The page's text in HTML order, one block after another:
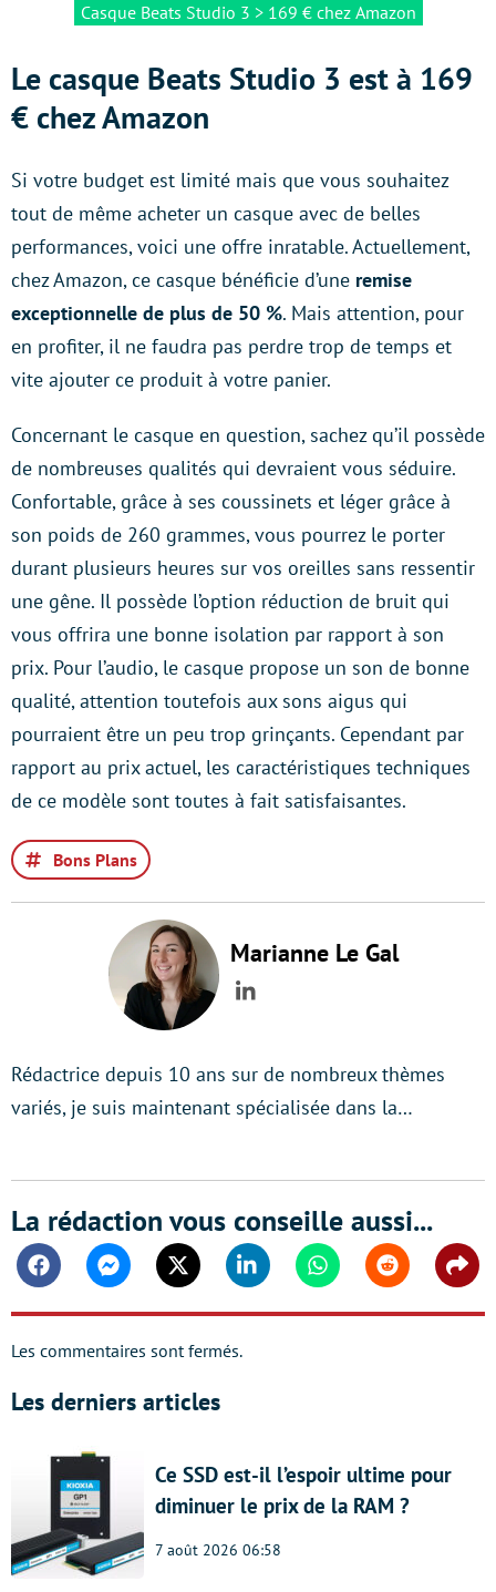
Casque Beats Studio 3 > 169 € chez Amazon
Le casque Beats Studio 3 est à 169
€ chez Amazon
Si votre budget est limité mais que vous souhaitez
tout de même acheter un casque avec de belles
performances, voici une offre inratable. Actuellement,
chez Amazon, ce casque bénéficie d’une remise
exceptionnelle de plus de 50 %. Mais attention, pour
en profiter, il ne faudra pas perdre trop de temps et
vite ajouter ce produit à votre panier.
Concernant le casque en question, sachez qu’il possède
de nombreuses qualités qui devraient vous séduire.
Confortable, grâce à ses coussinets et léger grâce à
son poids de 260 grammes, vous pourrez le porter
durant plusieurs heures sur vos oreilles sans ressentir
une gêne. Il possède l’option réduction de bruit qui
vous offrira une bonne isolation par rapport à son
prix. Pour l’audio, le casque propose un son de bonne
qualité, attention toutefois aux sons aigus qui
pourraient être un peu trop grinçants. Cependant par
rapport au prix actuel, les caractéristiques techniques
de ce modèle sont toutes à fait satisfaisantes.
Bons Plans
Marianne Le Gal
LinkedIn
Rédactrice depuis 10 ans sur de nombreux thèmes
variés, je suis maintenant spécialisée dans la…
La rédaction vous conseille aussi...
FacebookMessengerTwitter Linkedin WhatsappReddit
Les commentaires sont fermés.
Les derniers articles
Ce SSD est-il l’espoir ultime pour
diminuer le prix de la RAM ?
7 août 2026 06:58